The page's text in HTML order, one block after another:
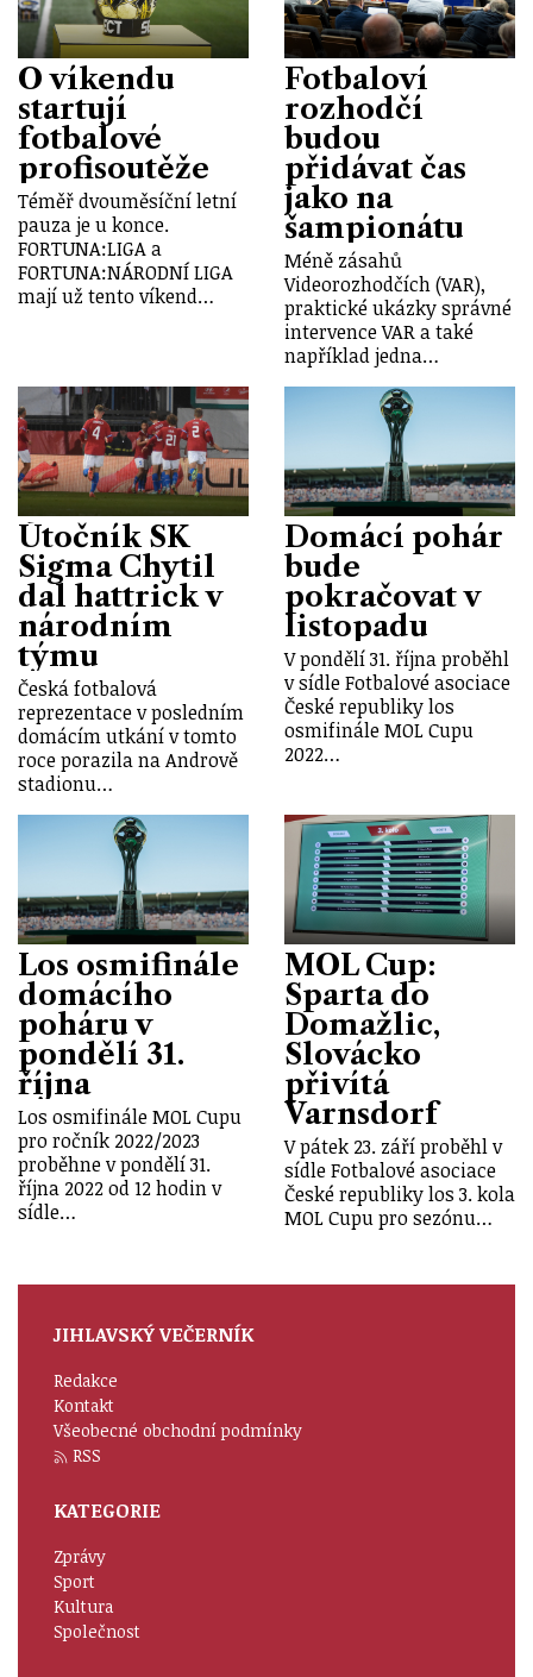
O víkendu
startují
fotbalové
profisoutěže
Téměř dvouměsíční letní
pauza je u konce.
FORTUNA:LIGA a
FORTUNA:NÁRODNÍ LIGA
mají už tento víkend…
Fotbaloví
rozhodčí
budou
přidávat čas
jako na
šampionátu
Méně zásahů
Videorozhodčích (VAR),
praktické ukázky správné
intervence VAR a také
například jedna…
Útočník SK
Sigma Chytil
dal hattrick v
národním
týmu
Česká fotbalová
reprezentace v posledním
domácím utkání v tomto
roce porazila na Andrově
stadionu…
Domácí pohár
bude
pokračovat v
listopadu
V pondělí 31. října proběhl
v sídle Fotbalové asociace
České republiky los
osmifinále MOL Cupu
2022…
Los osmifinále
domácího
poháru v
pondělí 31.
října
Los osmifinále MOL Cupu
pro ročník 2022/2023
proběhne v pondělí 31.
října 2022 od 12 hodin v
sídle…
MOL Cup:
Sparta do
Domažlic,
Slovácko
přivítá
Varnsdorf
V pátek 23. září proběhl v
sídle Fotbalové asociace
České republiky los 3. kola
MOL Cupu pro sezónu…
JIHLAVSKÝ VEČERNÍK
Redakce
Kontakt
Všeobecné obchodní podmínky
RSS
KATEGORIE
Zprávy
Sport
Kultura
Společnost